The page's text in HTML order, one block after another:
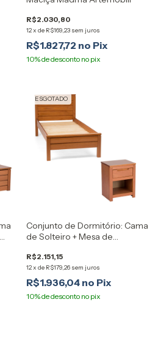
R$2.030,80
12x de R$169,23 sem juros
R$1.827,72
ESGOTADO
Conjunto de Dormitório: Cama
de Solteiro + Mesa de
Madeira Maciça Artemobili
R$2.151,15
12x de R$179,26 sem juros
R$1.936,04